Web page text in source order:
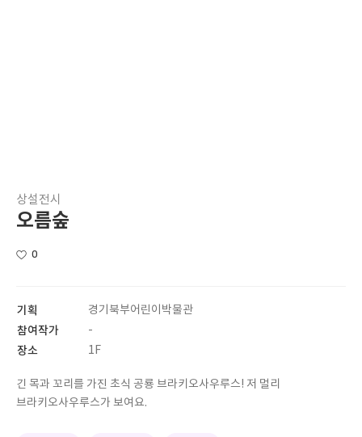
상설전시
오름숲
0
기획 경기북부어린이박물관
참여작가 -
장소 1F
긴 목과 꼬리를 가진 초식 공룡 브라키오사우루스! 저 멀리
브라키오사우루스가 보여요.